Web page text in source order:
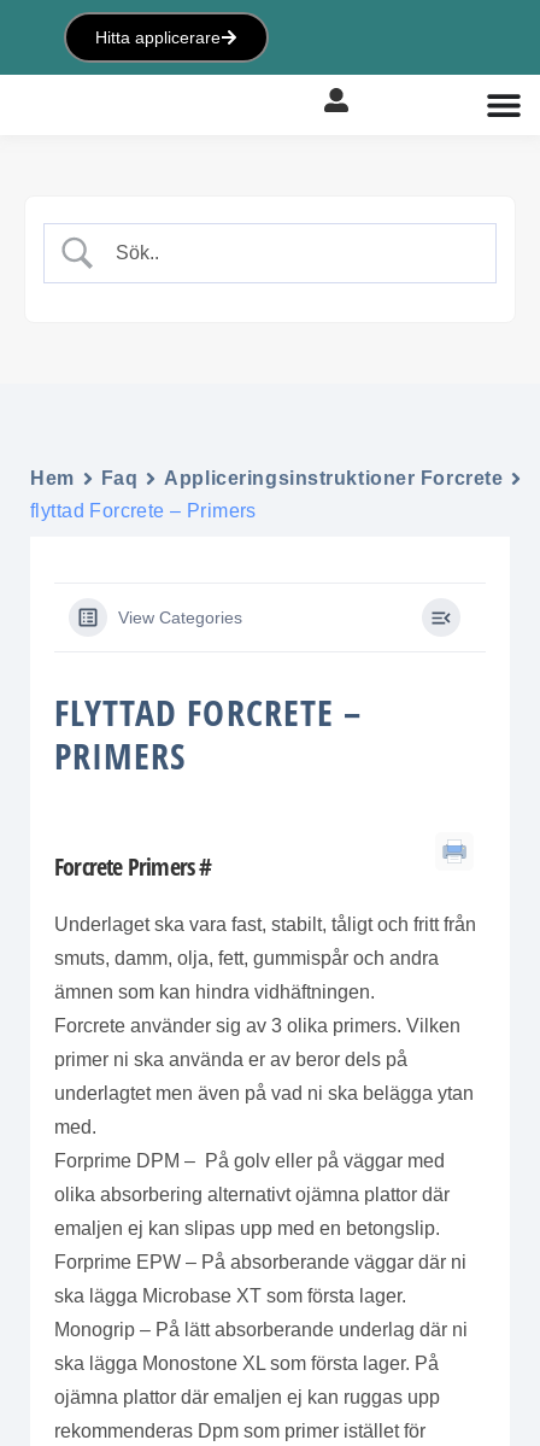
Hitta applicerare
Hem Faq
Appliceringsinstruktioner Forcrete
flyttad Forcrete – Primers
View Categories
FLYTTAD FORCRETE –
PRIMERS
Forcrete Primers#
Underlaget ska vara fast, stabilt, tåligt och fritt från
smuts, damm, olja, fett, gummispår och andra
ämnen som kan hindra vidhäftningen.
Forcrete använder sig av 3 olika primers. Vilken
primer ni ska använda er av beror dels på
underlagtet men även på vad ni ska belägga ytan
med.
Forprime DPM – På golv eller på väggar med
olika absorbering alternativt ojämna plattor där
emaljen ej kan slipas upp med en betongslip.
Forprime EPW – På absorberande väggar där ni
ska lägga Microbase XT som första lager.
Monogrip – På lätt absorberande underlag där ni
ska lägga Monostone XL som första lager. På
ojämna plattor där emaljen ej kan ruggas upp
rekommenderas Dpm som primer istället för